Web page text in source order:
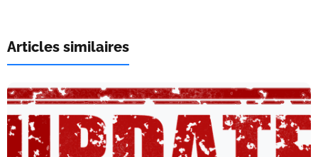
Articles similaires